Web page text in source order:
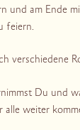
und am Ende
feiern.
verschiedene
Du und
alle weiter